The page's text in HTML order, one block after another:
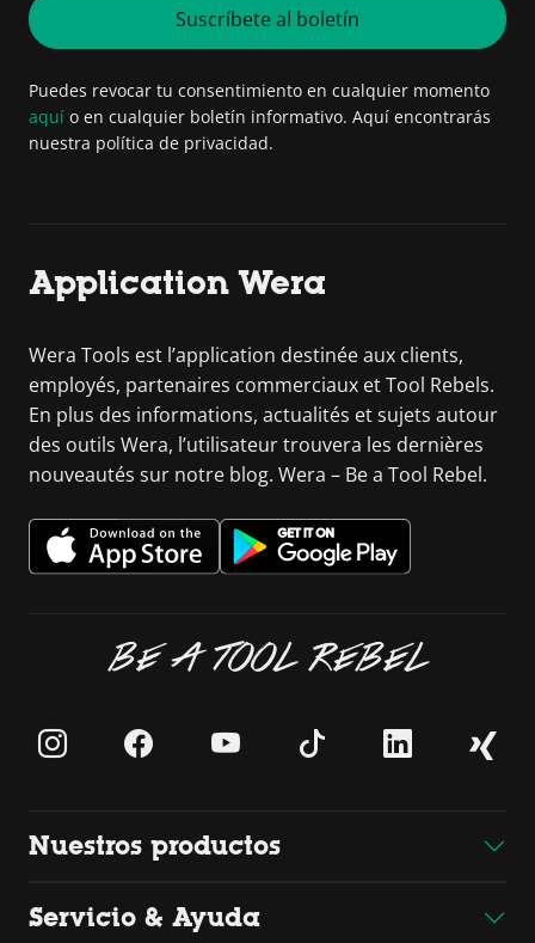
Suscríbete al boletín
Puedes revocar tu consentimiento en cualquier momento
aquí o en cualquier boletín informativo. Aquí encontrarás
nuestra política de privacidad.
Application Wera
Wera Tools est l’application destinée aux clients,
employés, partenaires commerciaux et Tool Rebels.
En plus des informations, actualités et sujets autour
des outils Wera, l’utilisateur trouvera les dernières
nouveautés sur notre blog. Wera – Be a Tool Rebel.
BE A TOOL REBEL
Nuestros productos
Servicio & Ayuda